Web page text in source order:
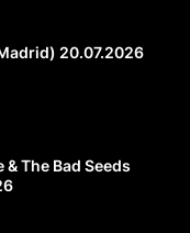
20.07.2026
The Bad Seeds